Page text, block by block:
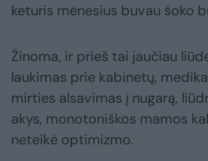
keturis mėnesius buvau šoko
Žinoma, ir prieš tai jaučiau
laukimas prie kabinetų,
mirties alsavimas į nugarą,
akys, monotoniškos mamos
neteikė optimizmo.